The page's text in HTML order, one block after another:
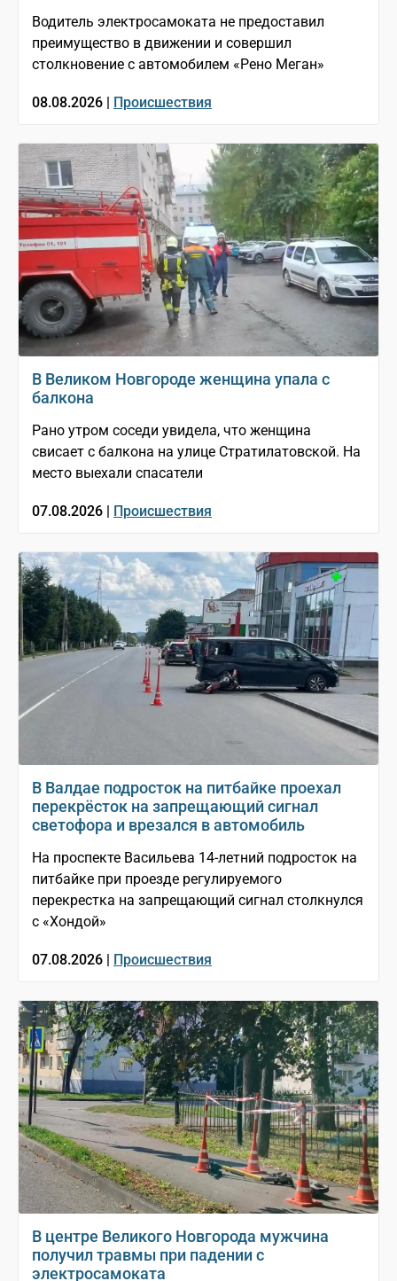
Водитель электросамоката не предоставил
преимущество в движении и совершил
столкновение с автомобилем «Рено Меган»
08.08.2026 | Происшествия
В Великом Новгороде женщина упала с
балкона
Рано утром соседи увидела, что женщина
свисает с балкона на улице Стратилатовской. На
место выехали спасатели
07.08.2026 | Происшествия
В Валдае подросток на питбайке проехал
перекрёсток на запрещающий сигнал
светофора и врезался в автомобиль
На проспекте Васильева 14-летний подросток на
питбайке при проезде регулируемого
перекрестка на запрещающий сигнал столкнулся
с «Хондой»
07.08.2026 | Происшествия
В центре Великого Новгорода мужчина
получил травмы при падении с
электросамоката